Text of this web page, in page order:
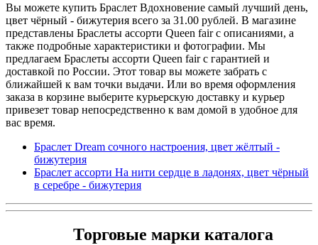
Вы можете купить Браслет Вдохновение самый лучший день,
цвет чёрный - бижутерия всего за 31.00 рублей. В магазине
представлены Браслеты ассорти Queen fair с описаниями, а
также подробные характеристики и фотографии. Мы
предлагаем Браслеты ассорти Queen fair с гарантией и
доставкой по России. Этот товар вы можете забрать с
ближайшей к вам точки выдачи. Или во время оформления
заказа в корзине выберите курьерскую доставку и курьер
привезет товар непосредственно к вам домой в удобное для
вас время.
Браслет Dream сочного настроения, цвет жёлтый -
бижутерия
Браслет ассорти На нити сердце в ладонях, цвет чёрный
в серебре - бижутерия
Торговые марки каталога